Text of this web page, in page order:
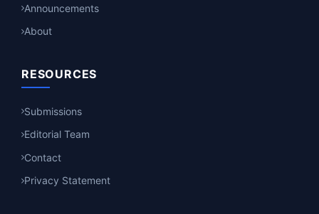
Announcements
About
RESOURCES
Submissions
Editorial Team
Contact
Privacy Statement